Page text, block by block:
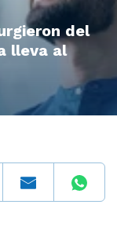
del
lleva al